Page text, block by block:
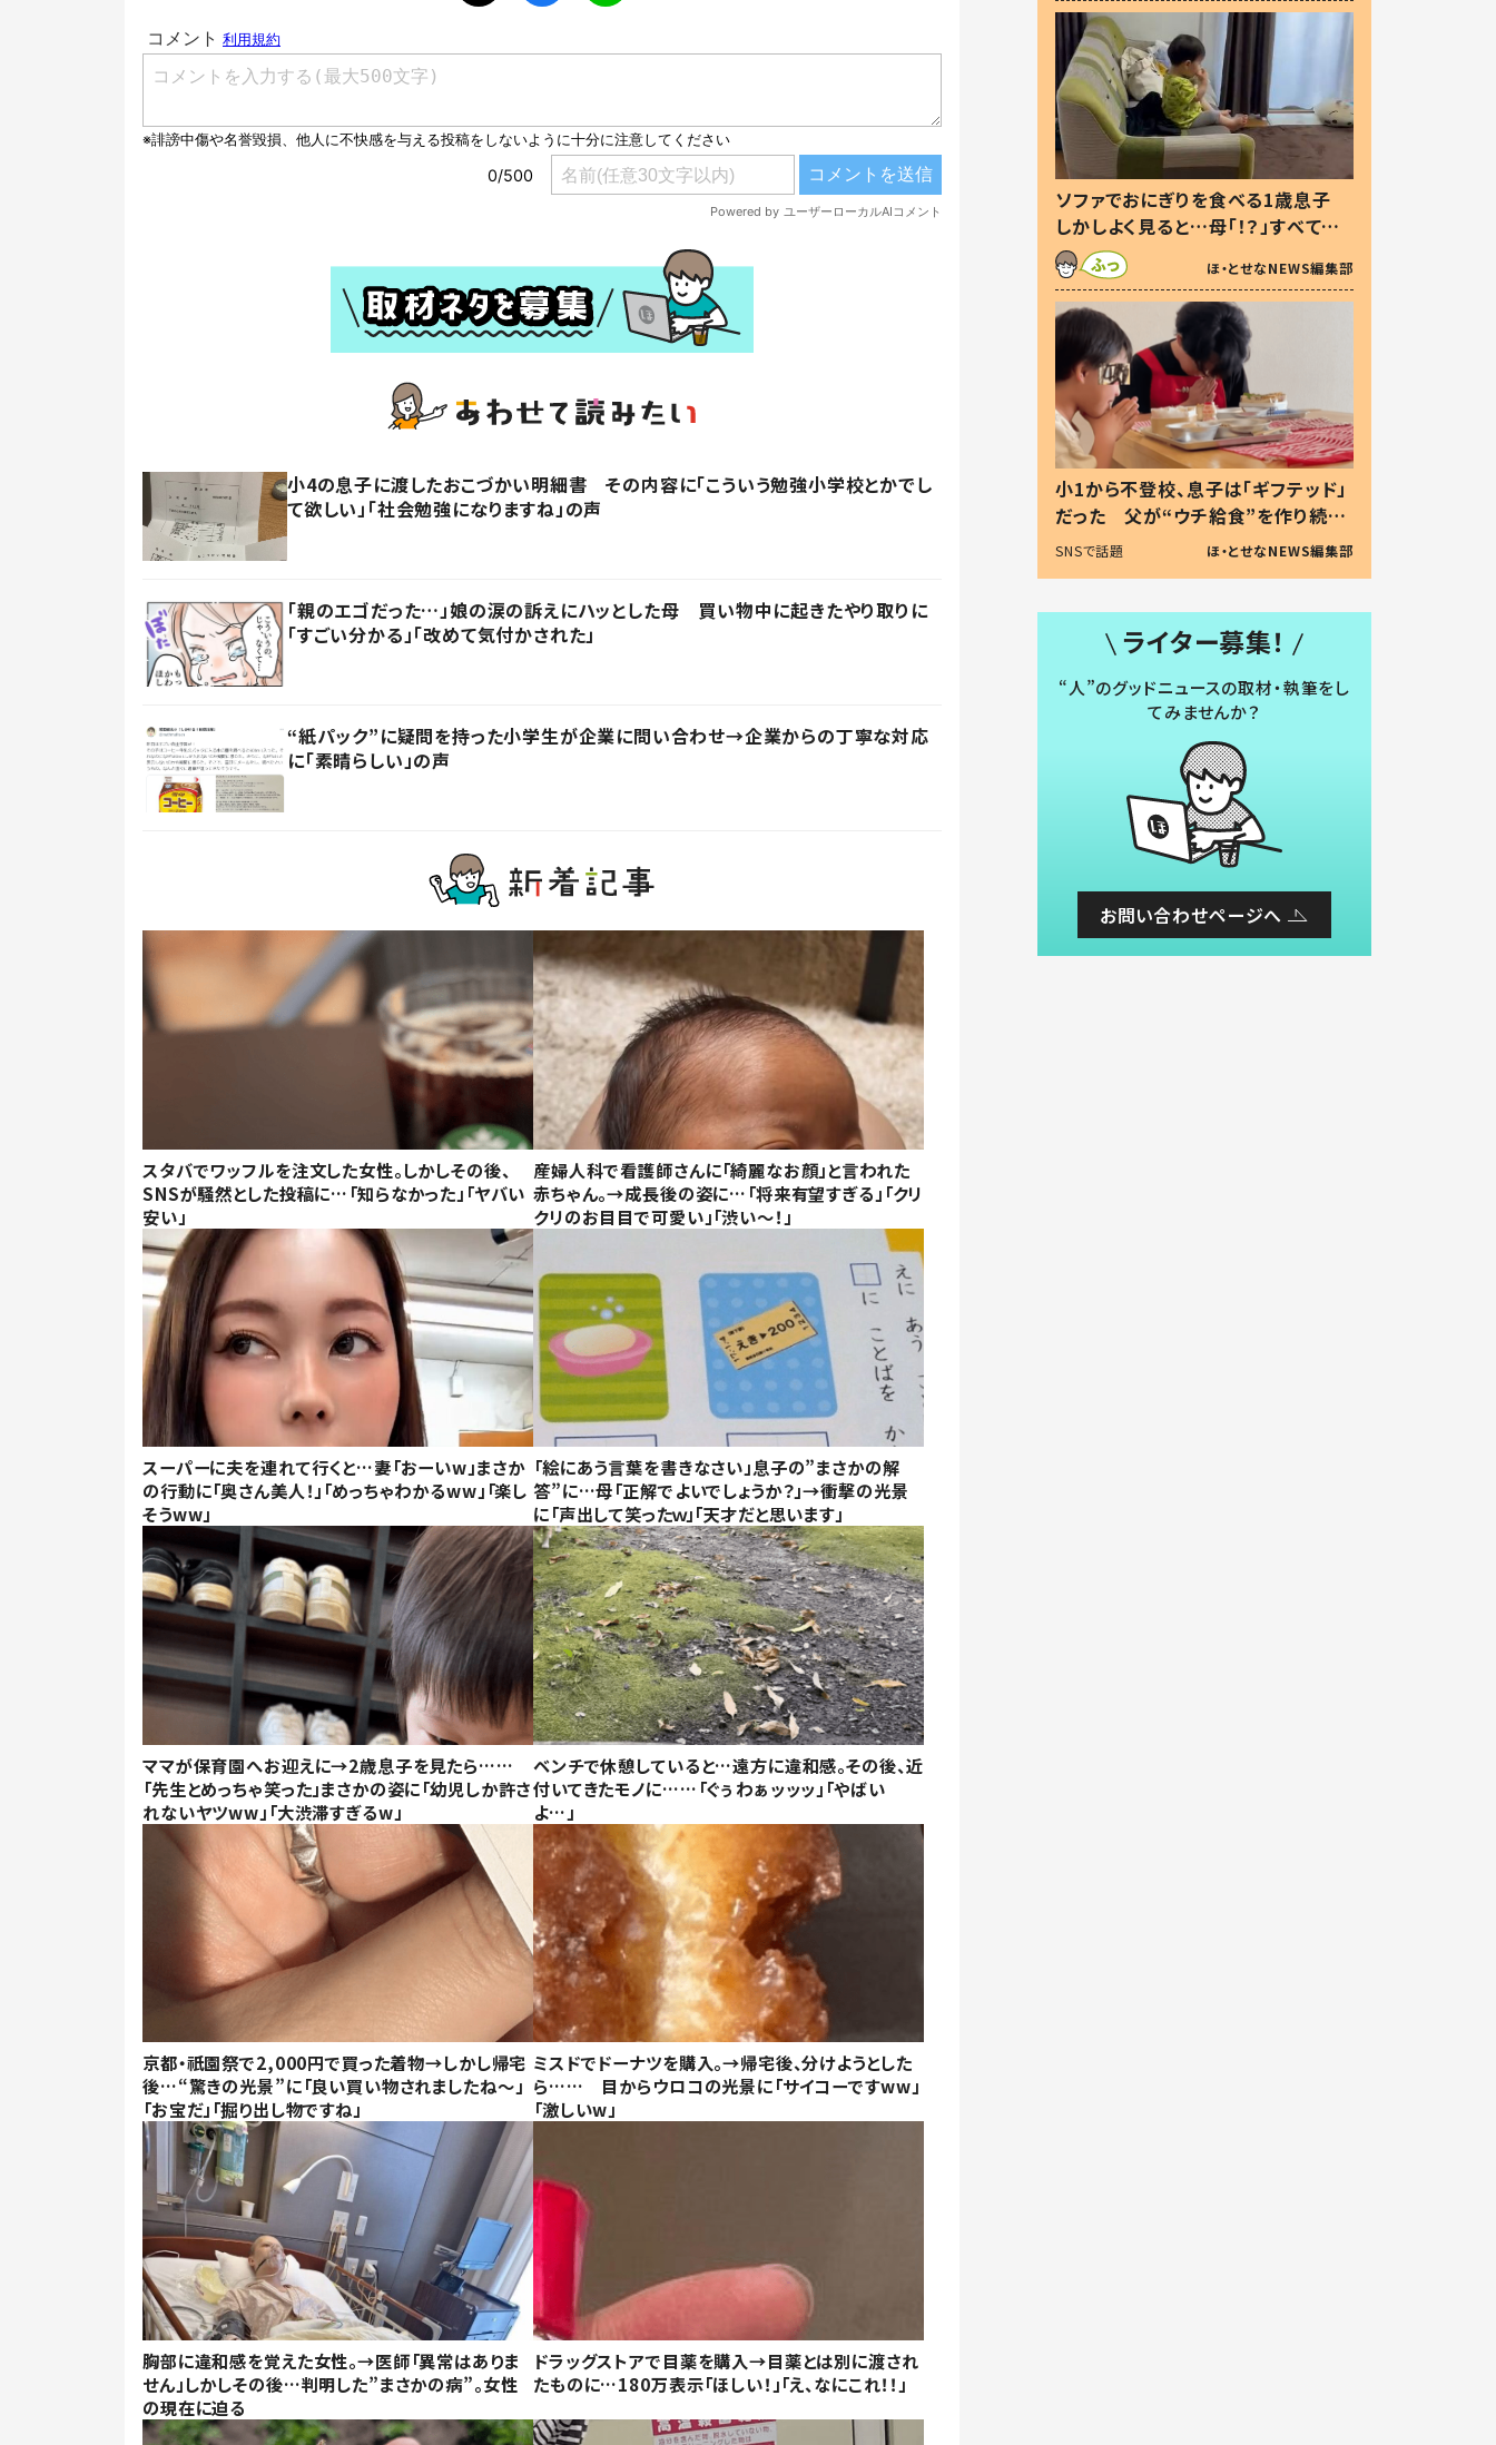
小4の息子に渡したおこづかい明細書 その内容に「こういう勉強小学校とかでし
て欲しい」「社会勉強になりますね」の声
「親のエゴだった…」娘の涙の訴えにハッとした母 買い物中に起きたやり取りに
「すごい分かる」「改めて気付かされた」
“紙パック”に疑問を持った小学生が企業に問い合わせ→企業からの丁寧な対応
に「素晴らしい」の声
スタバでワッフルを注文した女性。しかしその後、
SNSが騒然とした投稿に…「知らなかった」「ヤバい
安い」
産婦人科で看護師さんに「綺麗なお顔」と言われた
赤ちゃん。→成長後の姿に…「将来有望すぎる」「クリ
クリのお目目で可愛い」「渋い～！」
スーパーに夫を連れて行くと…妻「おーいw」まさか
の行動に「奥さん美人！」「めっちゃわかるww」「楽し
そうww」
「絵にあう言葉を書きなさい」息子の”まさかの解
答”に…母「正解でよいでしょうか？」→衝撃の光景
に「声出して笑ったｗ」「天才だと思います」
ママが保育園へお迎えに→2歳息子を見たら……
「先生とめっちゃ笑った」まさかの姿に「幼児しか許さ
れないヤツww」「大渋滞すぎるw」
ベンチで休憩していると…遠方に違和感。その後、近
付いてきたモノに……「ぐぅわぁッッッ」「やばい
よ…」
京都・祇園祭で2,000円で買った着物→しかし帰宅
後…“驚きの光景”に「良い買い物されましたね～」
「お宝だ」「掘り出し物ですね」
ミスドでドーナツを購入。→帰宅後、分けようとした
ら…… 目からウロコの光景に「サイコーですww」
「激しいw」
胸部に違和感を覚えた女性。→医師「異常はありま
せん」しかしその後…判明した”まさかの病”。女性
の現在に迫る
ドラッグストアで目薬を購入→目薬とは別に渡され
たものに…180万表示「ほしい！」「え、なにこれ！！」
ソファでおにぎりを食べる1歳息子
しかしよく見ると…母「！？」すべてを
察した母の投稿に「可愛いから許
す！」「現行犯〜」
ほ・とせなNEWS編集部
小1から不登校、息子は「ギフテッド」
だった 父が“ウチ給食”を作り続け
る理由とは #令和の親 #令和の子
SNSで話題 ほ・とせなNEWS編集部
ライター募集！
“人”のグッドニュースの取材・執筆をし
てみませんか？
お問い合わせページへ